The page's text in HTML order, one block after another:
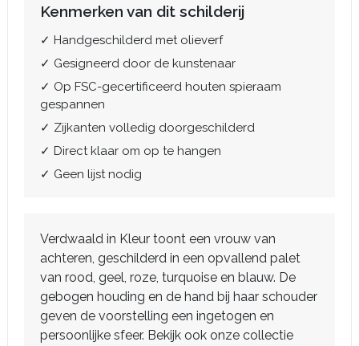
Kenmerken van dit schilderij
✓ Handgeschilderd met olieverf
✓ Gesigneerd door de kunstenaar
✓ Op FSC-gecertificeerd houten spieraam
gespannen
✓ Zijkanten volledig doorgeschilderd
✓ Direct klaar om op te hangen
✓ Geen lijst nodig
Verdwaald in Kleur toont een vrouw van
achteren, geschilderd in een opvallend palet
van rood, geel, roze, turquoise en blauw. De
gebogen houding en de hand bij haar schouder
geven de voorstelling een ingetogen en
persoonlijke sfeer. Bekijk ook onze collectie